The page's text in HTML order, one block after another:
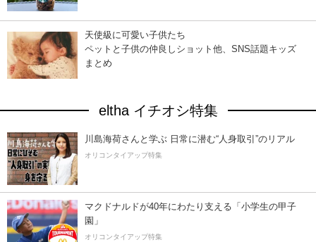
天使級に可愛い子供たち
ペットと子供の仲良しショット他、SNS話題キッズ
まとめ
eltha イチオシ特集
川島海荷さんと学ぶ 日常に潜む“人身取引”のリアル
オリコンタイアップ特集
マクドナルドが40年にわたり支える「小学生の甲子
園」
オリコンタイアップ特集